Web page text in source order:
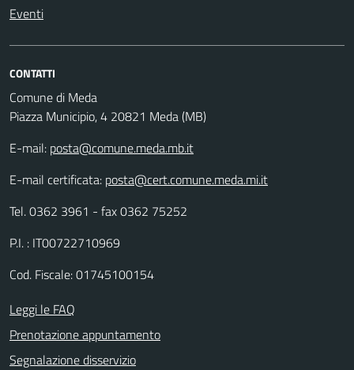
Eventi
CONTATTI
Comune di Meda
Piazza Municipio, 4 20821 Meda (MB)
E-mail: posta@comune.meda.mb.it
E-mail certificata: posta@cert.comune.meda.mi.it
Tel. 0362 3961 - fax 0362 75252
P.I. : IT00722710969
Cod. Fiscale: 01745100154
Leggi le FAQ
Prenotazione appuntamento
Segnalazione disservizio